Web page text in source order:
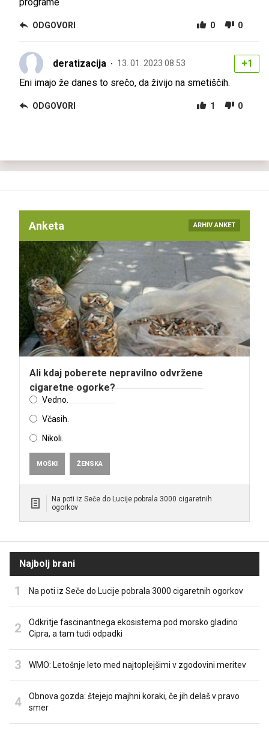
ODGOVORI 0 0
deratizacija 13. 01. 2023 08.53
+1
Eni imajo že danes to srečo, da živijo na smetiščih.
ODGOVORI 1 0
Anketa ARHIV ANKET
Ali kdaj poberete nepravilno odvržene
cigaretne ogorke?
Vedno.
Včasih.
Nikoli.
MOŠKI ŽENSKA
Na poti iz Seče do Lucije pobrala 3000 cigaretnih
ogorkov
Najbolj brani
Na poti iz Seče do Lucije pobrala 3000 cigaretnih ogorkov
Odkritje fascinantnega ekosistema pod morsko gladino
Cipra, a tam tudi odpadki
WMO: Letošnje leto med najtoplejšimi v zgodovini meritev
Obnova gozda: štejejo majhni koraki, če jih delaš v pravo
smer